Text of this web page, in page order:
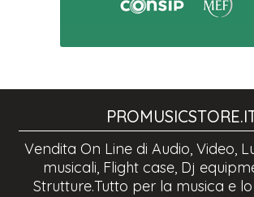
Vendita On Line di Audio, Video,
musicali, Flight case, Dj
Strutture.Tutto per la musica e